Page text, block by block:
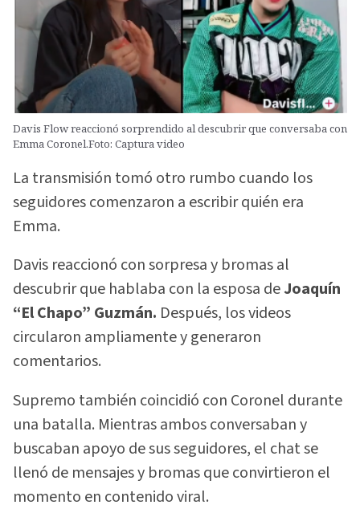
Davis Flow reaccionó sorprendido al descubrir que conversaba con
Emma Coronel.Foto: Captura video
La transmisión tomó otro rumbo cuando los
seguidores comenzaron a escribir quién era
Emma.
Davis reaccionó con sorpresa y bromas al
descubrir que hablaba con la esposa deJoaquín
“El Chapo” Guzmán. Después, los videos
circularon ampliamente y generaron
comentarios.
Supremo también coincidió con Coronel durante
una batalla. Mientras ambos conversaban y
buscaban apoyo de sus seguidores, el chat se
llenó de mensajes y bromas que convirtieron el
momento en contenido viral.